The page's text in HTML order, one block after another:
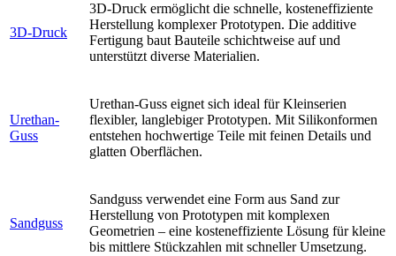
3D-Druck
3D-Druck ermöglicht die schnelle, kosteneffiziente
Herstellung komplexer Prototypen. Die additive
Fertigung baut Bauteile schichtweise auf und
unterstützt diverse Materialien.
Urethan-
Guss
Urethan-Guss eignet sich ideal für Kleinserien
flexibler, langlebiger Prototypen. Mit Silikonformen
entstehen hochwertige Teile mit feinen Details und
glatten Oberflächen.
Sandguss
Sandguss verwendet eine Form aus Sand zur
Herstellung von Prototypen mit komplexen
Geometrien – eine kosteneffiziente Lösung für kleine
bis mittlere Stückzahlen mit schneller Umsetzung.